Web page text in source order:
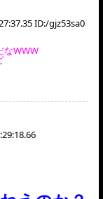
ID:/gjz53sa0
なWWW